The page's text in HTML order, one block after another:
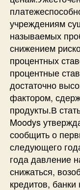
учреждениям
называемых
снижением
процентных
процентные
достаточно
фактором,
продукты.В
Moodys
сообщить о
следующего
года давление
снижаться,
кредитов,